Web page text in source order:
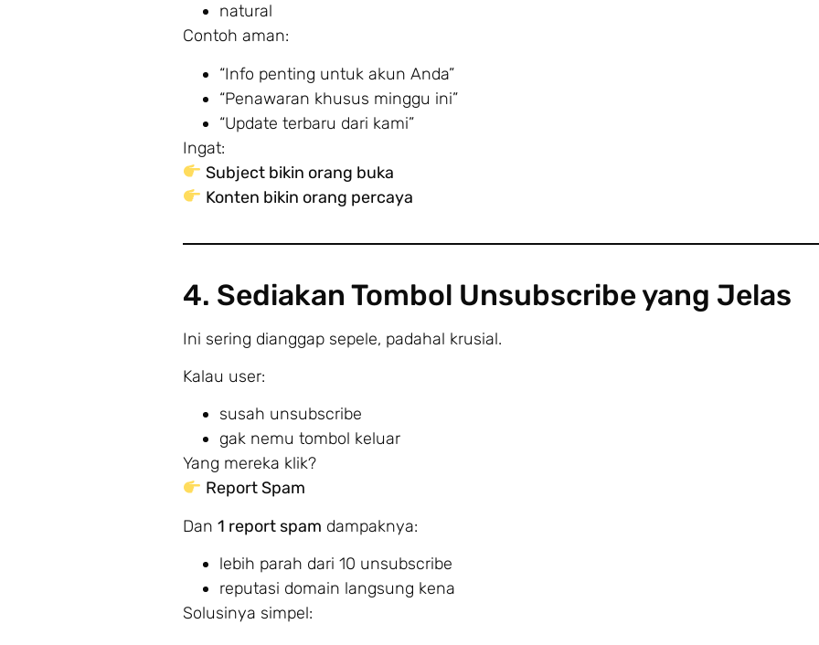
natural
Contoh aman:
“Info penting untuk akun Anda”
“Penawaran khusus minggu ini”
“Update terbaru dari kami”
Ingat:
Subject bikin orang buka
Konten bikin orang percaya
4. Sediakan Tombol Unsubscribe yang Jelas
Ini sering dianggap sepele, padahal krusial.
Kalau user:
susah unsubscribe
gak nemu tombol keluar
Yang mereka klik?
Report Spam
Dan 1 report spam dampaknya:
lebih parah dari 10 unsubscribe
reputasi domain langsung kena
Solusinya simpel: